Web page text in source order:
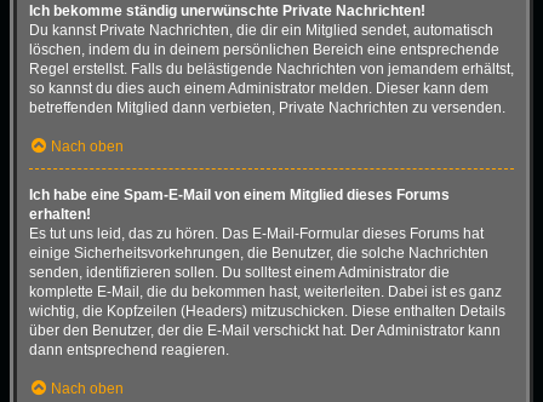
Ich bekomme ständig unerwünschte Private Nachrichten!
Du kannst Private Nachrichten, die dir ein Mitglied sendet, automatisch
löschen, indem du in deinem persönlichen Bereich eine entsprechende
Regel erstellst. Falls du belästigende Nachrichten von jemandem erhältst,
so kannst du dies auch einem Administrator melden. Dieser kann dem
betreffenden Mitglied dann verbieten, Private Nachrichten zu versenden.
Nach oben
Ich habe eine Spam-E-Mail von einem Mitglied dieses Forums
erhalten!
Es tut uns leid, das zu hören. Das E-Mail-Formular dieses Forums hat
einige Sicherheitsvorkehrungen, die Benutzer, die solche Nachrichten
senden, identifizieren sollen. Du solltest einem Administrator die
komplette E-Mail, die du bekommen hast, weiterleiten. Dabei ist es ganz
wichtig, die Kopfzeilen (Headers) mitzuschicken. Diese enthalten Details
über den Benutzer, der die E-Mail verschickt hat. Der Administrator kann
dann entsprechend reagieren.
Nach oben